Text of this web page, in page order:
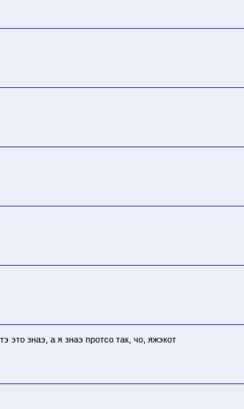
это знаэ, а я знаэ протсо так, чо, яжэкот